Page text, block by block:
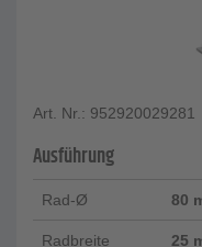
Art. Nr.: 952920029281
Ausführung
Rad-Ø 80
Radbreite 25